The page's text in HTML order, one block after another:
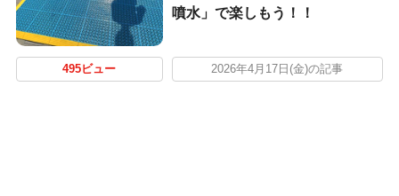
噴水」で楽しもう！！
495ビュー 2026年4月17日(金)の記事